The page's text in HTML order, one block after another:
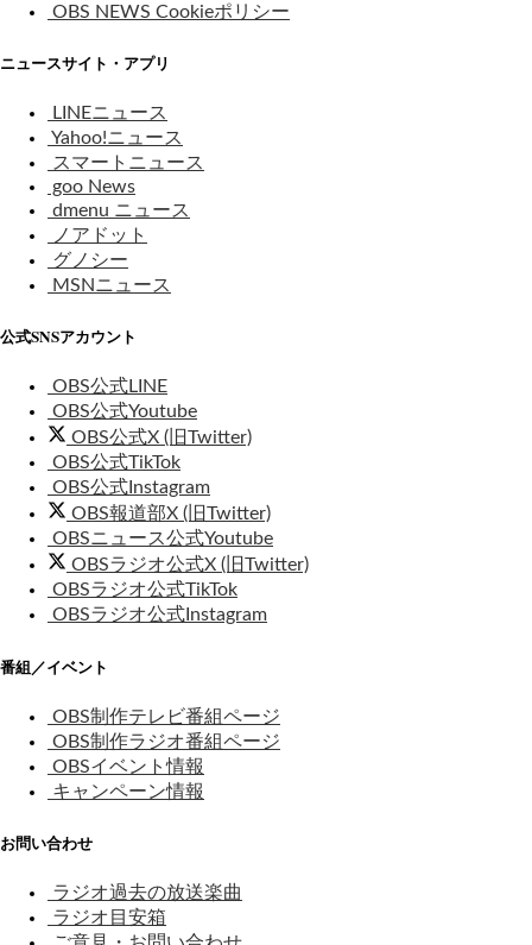
OBS NEWS Cookieポリシー
ニュースサイト・アプリ
LINEニュース
Yahoo!ニュース
スマートニュース
goo News
dmenu ニュース
ノアドット
グノシー
MSNニュース
公式SNSアカウント
OBS公式LINE
OBS公式Youtube
OBS公式X (旧Twitter)
OBS公式TikTok
OBS公式Instagram
OBS報道部X (旧Twitter)
OBSニュース公式Youtube
OBSラジオ公式X (旧Twitter)
OBSラジオ公式TikTok
OBSラジオ公式Instagram
番組／イベント
OBS制作テレビ番組ページ
OBS制作ラジオ番組ページ
OBSイベント情報
キャンペーン情報
お問い合わせ
ラジオ過去の放送楽曲
ラジオ目安箱